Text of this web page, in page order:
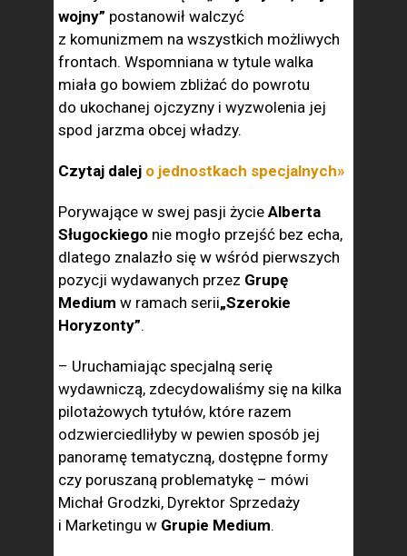
wojny” postanowił walczyć
z komunizmem na wszystkich możliwych
frontach. Wspomniana w tytule walka
miała go bowiem zbliżać do powrotu
do ukochanej ojczyzny i wyzwolenia jej
spod jarzma obcej władzy.
Czytaj dalej o jednostkach specjalnych»
Porywające w swej pasji życie Alberta
Sługockiego nie mogło przejść bez echa,
dlatego znalazło się w wśród pierwszych
pozycji wydawanych przez Grupę
Medium w ramach serii„Szerokie
Horyzonty”.
– Uruchamiając specjalną serię
wydawniczą, zdecydowaliśmy się na kilka
pilotażowych tytułów, które razem
odzwierciedliłyby w pewien sposób jej
panoramę tematyczną, dostępne formy
czy poruszaną problematykę – mówi
Michał Grodzki, Dyrektor Sprzedaży
i Marketingu w Grupie Medium.